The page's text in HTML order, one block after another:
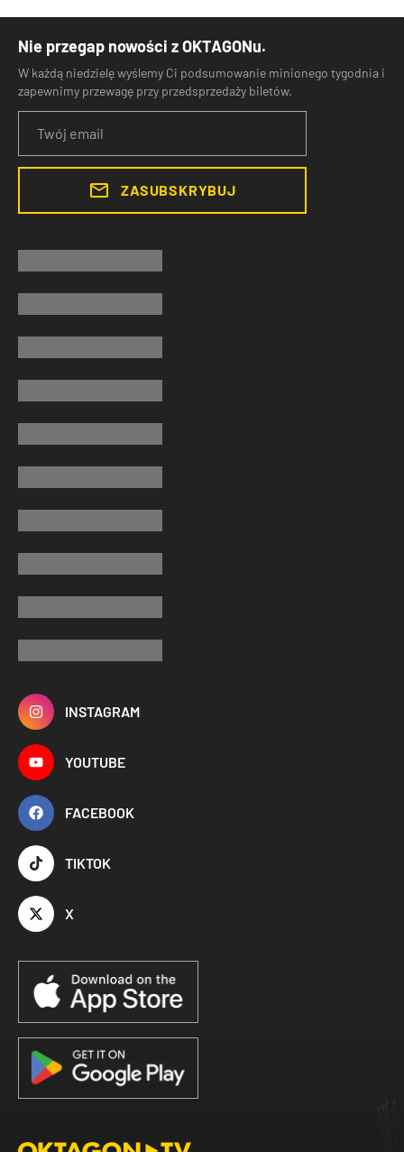
Nie przegap nowości z OKTAGONu.
W każdą niedzielę wyślemy Ci podsumowanie minionego tygodnia i
zapewnimy przewagę przy przedsprzedaży biletów.
ZASUBSKRYBUJ
INSTAGRAM
YOUTUBE
FACEBOOK
TIKTOK
X